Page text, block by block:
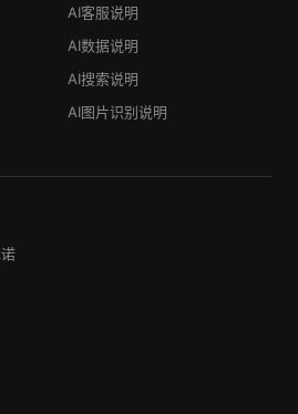
AI客服说明
AI数据说明
AI搜索说明
AI图片识别说明